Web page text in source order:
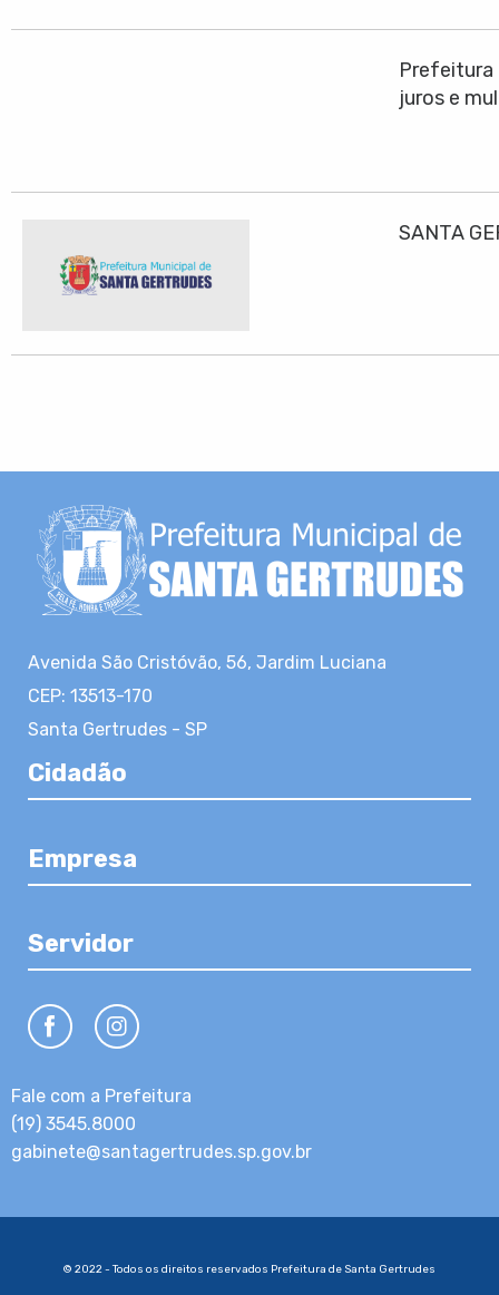
Prefeitura
juros e
SANTA
Avenida São Cristóvão, 56, Jardim Luciana
CEP: 13513-170
Santa Gertrudes - SP
Cidadão
Empresa
Servidor
Fale com a Prefeitura
(19) 3545.8000
gabinete@santagertrudes.sp.gov.br
© 2022 - Todos os direitos reservados Prefeitura de Santa Gertrudes